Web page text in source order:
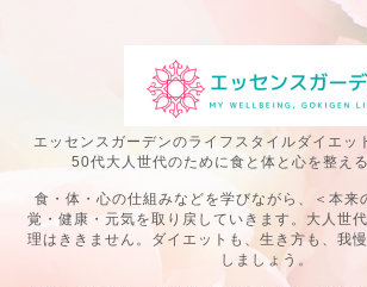
エッセンスガーデンのライフスタイルダイエッ
50代大人世代のために食と体と心を整え
食・体・心の仕組みなどを学びながら、＜本来
覚・健康・元気を取り戻していきます。大人世
理はききません。ダイエットも、生き方も、我
しましょう。